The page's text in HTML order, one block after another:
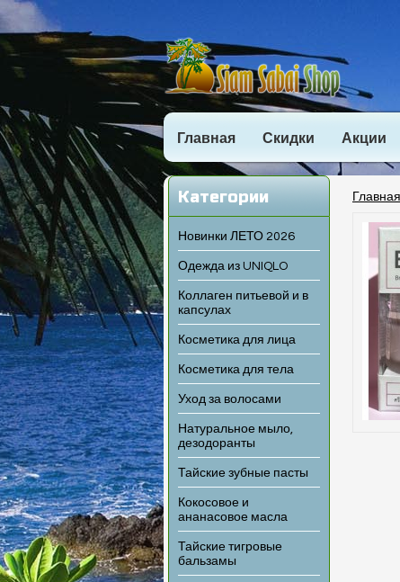
Главная Скидки Акции
Категории
Новинки ЛЕТО 2026
Одежда из UNIQLO
Коллаген питьевой и в
капсулах
Косметика для лица
Косметика для тела
Уход за волосами
Натуральное мыло,
дезодоранты
Тайские зубные пасты
Кокосовое и
ананасовое масла
Тайские тигровые
бальзамы
Главная